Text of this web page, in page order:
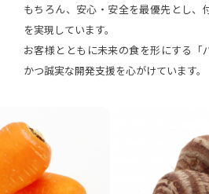
もちろん、安心・安全を最優先とし、
を実現しています。
お客様とともに未来の食を形にする「
かつ誠実な開発支援を心がけています。